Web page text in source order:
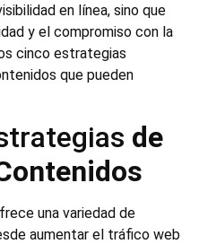
en línea, sino que
y el compromiso con la
cinco estrategias
que pueden
de
una variedad de
aumentar el tráfico web